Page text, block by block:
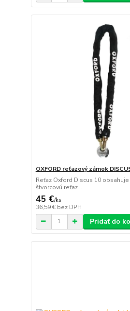
OXFORD reťazový zámok
Reťaz Oxford Discus 10
štvorcovú reťaz...
45 €/ks
36,59 € bez DPH
Pridať do